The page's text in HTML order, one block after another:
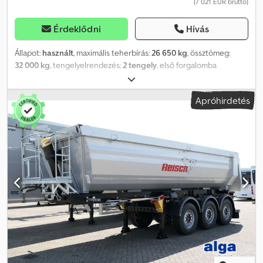
megfelelő bíróság. Fenntartjuk a jogot a tévedésekre, nyomdai
hibákra és az esetleges eladásra.
Érdeklődni Hívás
Állapot: használt, maximális teherbírás:26 650 kg, össztömeg:
32 000 kg, tengelyelrendezés:2 tengely, első forgalomba
, következő vizsga (TÜV):
7 400 mm, rakodótér szélesség:2 450 mm, raktérmagasság:1 350
mm, Felszereltség:
, * Alvázszám: P19204 M WhatsApp: MI-
alapú, továbbítás a megfelelő, az Ön nyelvét beszélő
kapcsolattartóhoz) * 2 tengely * Teljes légrugózás * ABS * EBS *
Dobfékek * Hátsó billenő * Hengeres ponyva * BPW tengelyek *
Gumiabroncsok – 1. tengely: 385/65R22,5 * Gumiabroncsok – 2.
tengely: 385/65R22,5 * Belső méretek: H: 7,40 m, Sz: 2,45 m, M: 1,35 m
Djdpfxsytznus Agusck * Köbméter (felépítmény): 24 m³ * TÜV
érvényessége: 2027.02-ig Használt jármű értékesítése a jelenlegi
állapotában kizárólag vállalkozások számára vagy exportra. Az
értékesítés a dologi hibákból eredő szavatosság kizárásával
történik (§ 444 BGB). Nincs garancia vagy jótállás. Későbbi igények
kizárva. A vásárlás előtt a jármű megtekintése és próbaútja
kifejezetten ajánlott. Nem vállalunk felelősséget a speciális
Apróhirdetés